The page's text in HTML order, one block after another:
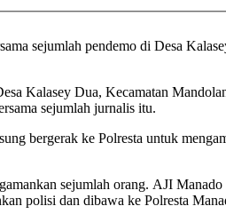
sejumlah pendemo di Desa
Kalasey Dua, Kecamatan
sejumlah jurnalis itu.
bergerak ke Polresta untuk
polisi dan dibawa ke Polresta